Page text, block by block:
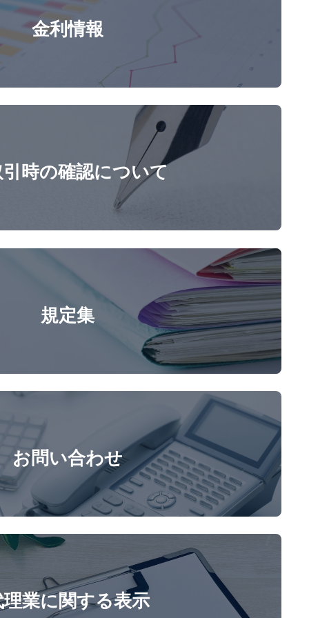
金利情報
時の確認について
規定集
お問い合わせ
理業に関する表示